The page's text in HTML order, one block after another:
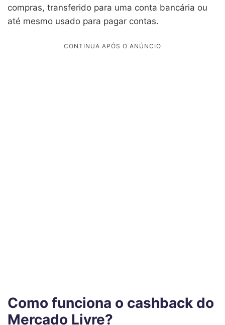
compras, transferido para uma conta bancária ou
até mesmo usado para pagar contas.
Como funciona o cashback do
Mercado Livre?